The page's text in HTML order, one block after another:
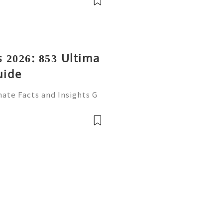
853 Ultima
Facts and Insights G
correspondence, o